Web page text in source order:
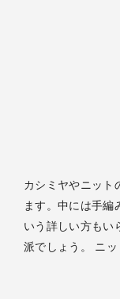
カシミヤやニット
ます。中には手編
いう詳しい方もい
派でしょう。 ニ